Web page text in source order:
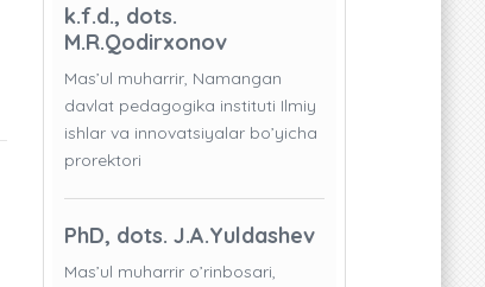
k.f.d., dots.
M.R.Qodirxonov
Mas’ul muharrir, Namangan
davlat pedagogika instituti Ilmiy
ishlar va innovatsiyalar bo’yicha
prorektori
PhD, dots. J.A.Yuldashev
Mas’ul muharrir o’rinbosari,